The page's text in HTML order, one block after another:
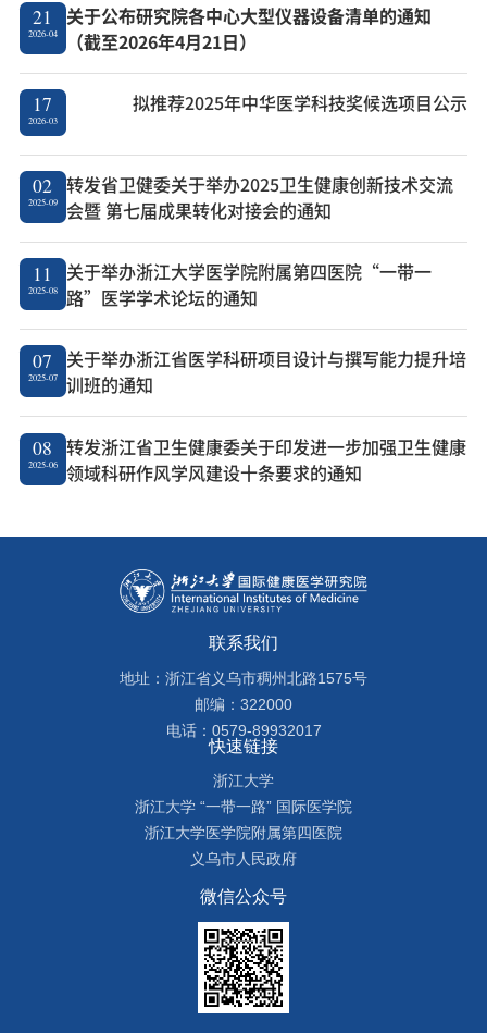
21
2026-04
关于公布研究院各中心大型仪器设备清单的通知
（截至2026年4月21日）
17
2026-03
拟推荐2025年中华医学科技奖候选项目公示
02
2025-09
转发省卫健委关于举办2025卫生健康创新技术交流
会暨 第七届成果转化对接会的通知
11
2025-08
关于举办浙江大学医学院附属第四医院“一带一
路”医学学术论坛的通知
07
2025-07
关于举办浙江省医学科研项目设计与撰写能力提升培
训班的通知
08
2025-06
转发浙江省卫生健康委关于印发进一步加强卫生健康
领域科研作风学风建设十条要求的通知
联系我们
地址：浙江省义乌市稠州北路1575号
邮编：322000
电话：0579-89932017
快速链接
浙江大学
浙江大学 “一带一路” 国际医学院
浙江大学医学院附属第四医院
义乌市人民政府
微信公众号